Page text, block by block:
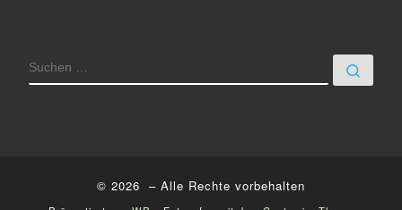
g
SUCHE
© 2026 – Alle Rechte vorbehalten